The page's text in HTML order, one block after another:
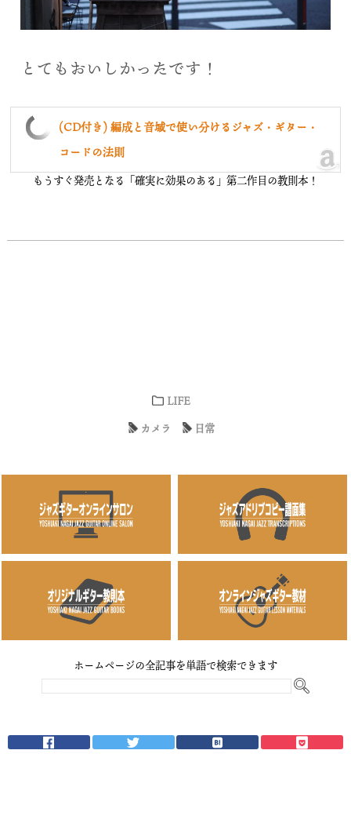
とてもおいしかったです！
(CD付き) 編成と音域で使い分けるジャズ・ギター・
コードの法則
もうすぐ発売となる「確実に効果のある」第二作目の教則本！
LIFE
カメラ
日常
ホームページの全記事を単語で検索できます